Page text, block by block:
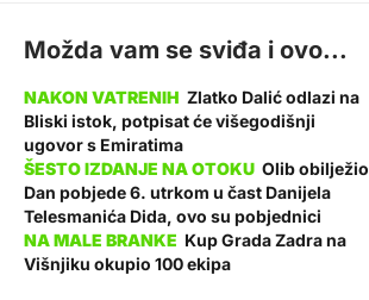
Možda vam se sviđa i ovo...
Zlatko Dalić odlazi na
Bliski istok, potpisat će višegodišnji
ugovor s Emiratima
Olib obilježio
Dan pobjede 6. utrkom u čast Danijela
Telesmanića Dida, ovo su pobjednici
Kup Grada Zadra na
Višnjiku okupio 100 ekipa